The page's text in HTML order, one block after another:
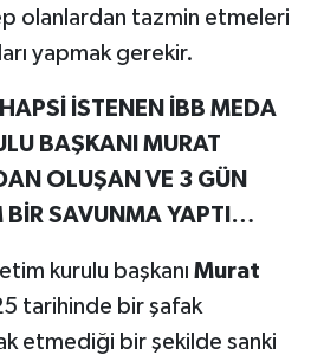
olanlardan tazmin etmeleri
yapmak gerekir.
İSTENEN İBB MEDA
BAŞKANI MURAT
OLUŞAN VE 3 GÜN
BİR SAVUNMA YAPTI…
kurulu başkanı Murat
tarihinde bir şafak
etmediği bir şekilde sanki